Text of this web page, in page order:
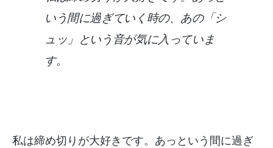
いう間に過ぎていく時の、あの「シ
ュッ」という音が気に入っていま
す。
私は締め切りが大好きです。あっという間に過ぎ